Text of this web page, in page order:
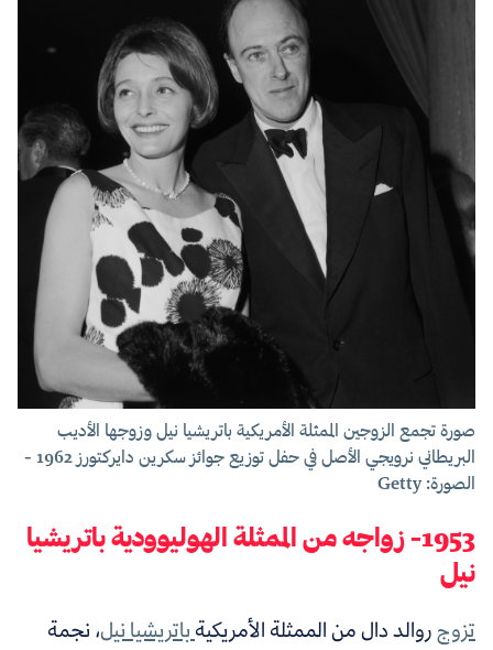
صورة تجمع الزوجين الممثلة الأمريكية باتريشيا نيل وزوجها الأديب
البريطاني نرويجي الأصل في حفل توزيع جوائز سكرين دايركتورز 1962 -
الصورة: Getty
1953- زواجه من الممثلة الهوليوودية باتريشيا
نيل
تزوجروالد دال من الممثلة الأمريكيةباتريشيا نيل، نجمة